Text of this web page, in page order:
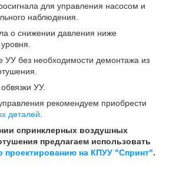
для управления насосом и
наблюдения.
о снижении давления ниже
УУ без необходимости демонтажа из
УУ.
рекомендуем приобрести
деталей
спринклерных воздушных
предлагаем использовать
проектированию на КПУУ "Спринт".